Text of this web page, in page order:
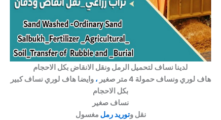
لدينا نساف لتحميل الرمل ونقل الانقاض بكل الاحجام
هاف لوري ونساف حمولة 4 متر صغير
، وايضا هاف لوري نساف كبير
بكل الاحجام
نساف صغير
نقل وتوريد رمل مغسول